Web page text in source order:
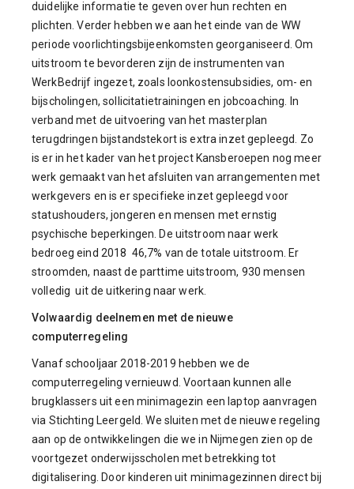
duidelijke informatie te geven over hun rechten en
plichten. Verder hebben we aan het einde van de WW
periode voorlichtingsbijeenkomsten georganiseerd. Om
uitstroom te bevorderen zijn de instrumenten van
WerkBedrijf ingezet, zoals loonkostensubsidies, om- en
bijscholingen, sollicitatietrainingen en jobcoaching. In
verband met de uitvoering van het masterplan
terugdringen bijstandstekort is extra inzet gepleegd. Zo
is er in het kader van het project Kansberoepen nog meer
werk gemaakt van het afsluiten van arrangementen met
werkgevers en is er specifieke inzet gepleegd voor
statushouders, jongeren en mensen met ernstig
psychische beperkingen. De uitstroom naar werk
bedroeg eind 2018 46,7% van de totale uitstroom. Er
stroomden, naast de parttime uitstroom, 930 mensen
volledig uit de uitkering naar werk.
Volwaardig deelnemen met de nieuwe
computerregeling
Vanaf schooljaar 2018-2019 hebben we de
computerregeling vernieuwd. Voortaan kunnen alle
brugklassers uit een minimagezin een laptop aanvragen
via Stichting Leergeld. We sluiten met de nieuwe regeling
aan op de ontwikkelingen die we in Nijmegen zien op de
voortgezet onderwijsscholen met betrekking tot
digitalisering. Door kinderen uit minimagezinnen direct bij